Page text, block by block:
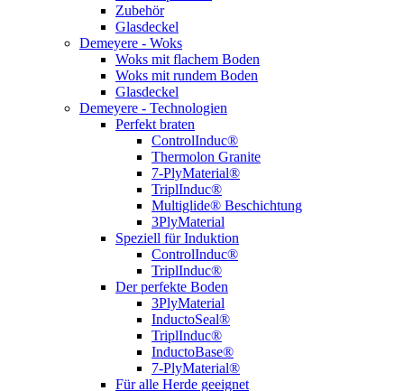
Zubehör
Glasdeckel
Demeyere - Woks
Woks mit flachem Boden
Woks mit rundem Boden
Glasdeckel
Demeyere - Technologien
Perfekt braten
ControlInduc®
Thermolon Granite
7-PlyMaterial®
TriplInduc®
Multiglide® Beschichtung
3PlyMaterial
Speziell für Induktion
ControlInduc®
TriplInduc®
Der perfekte Boden
3PlyMaterial
InductoSeal®
TriplInduc®
InductoBase®
7-PlyMaterial®
Für alle Herde geeignet